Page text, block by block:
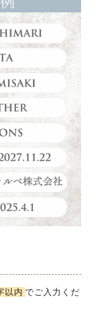
以内 でご入力くだ